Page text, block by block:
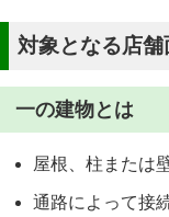
対象となる店
一の建物とは
屋根、柱または
通路によって接